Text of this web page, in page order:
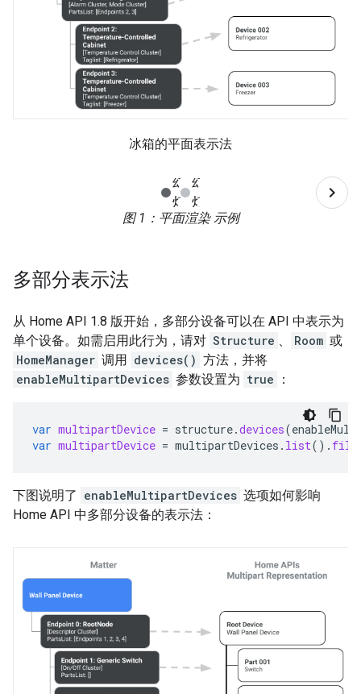
冰箱的平面表示法
图 1 ：平面渲染 示例
多部分表示法
从 Home API 1.8 版开始，多部分设备可以在 API 中表示为
单个设备。如需启用此行为，请对 Structure 、 Room 或
HomeManager 调用 devices() 方法，并将
enableMultipartDevices 参数设置为 true ：
var multipartDevice = structure.devices(
var multipartDevice = multipartDevices . list().
下图说明了 enableMultipartDevices 选项如何影响
Home API 中多部分设备的表示法：